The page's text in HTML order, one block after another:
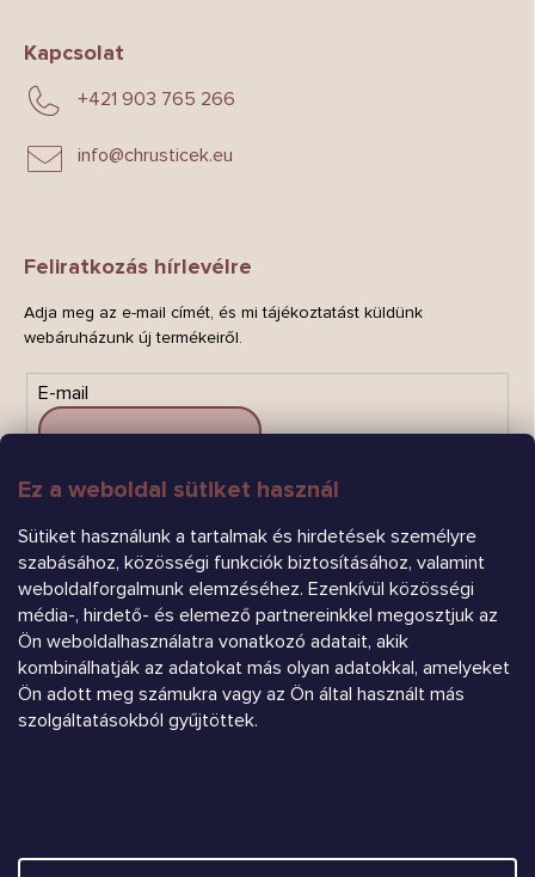
Ez a weboldal sütiket használ
Sütiket használunk a tartalmak és hirdetések személyre
szabásához, közösségi funkciók biztosításához, valamint
weboldalforgalmunk elemzéséhez. Ezenkívül közösségi
média-, hirdető- és elemező partnereinkkel megosztjuk az
Ön weboldalhasználatra vonatkozó adatait, akik
kombinálhatják az adatokat más olyan adatokkal, amelyeket
Ön adott meg számukra vagy az Ön által használt más
szolgáltatásokból gyűjtöttek.
Kapcsolat
info@chrusticek.eu
+421 903 765 266
Feliratkozás hírlevélre
Adja meg az e-mail címét, és mi tájékoztatást küldünk
webáruházunk új termékeiről.
E-mail
FELIRATKOZÁS
Árukereső.hu